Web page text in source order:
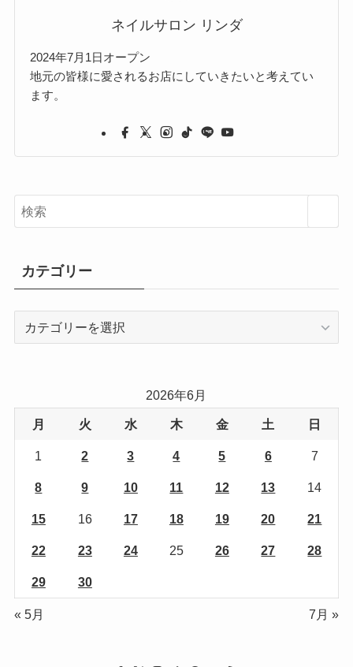
ネイルサロン リンダ
2024年7月1日オープン
地元の皆様に愛されるお店にしていきたいと考えてい
ます。
カテゴリー
2026年6月
月 火 水 木 金 土 日
1 2 3 4 5 6 7
8 9 10 11 12 13 14
15 16 17 18 19 20 21
22 23 24 25 26 27 28
29 30
« 5月 7月 »